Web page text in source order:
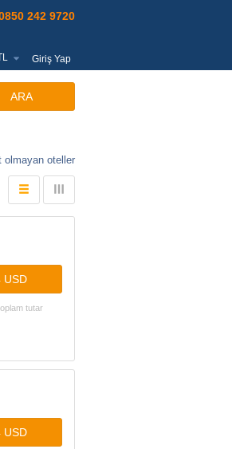
242 9720
Giriş Yap
ARA
olmayan oteller
USD
tutar
USD